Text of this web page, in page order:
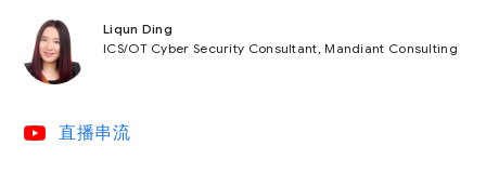
Liqun Ding
ICS/OT Cyber Security Consultant, Mandiant Consulting
video_youtube 直播串流